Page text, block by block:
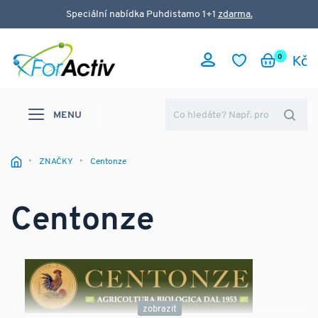
Speciální nabídka Puhdistamo 1+1 zdarma.
0
MENU
ZNAČKY Centonze
Centonze